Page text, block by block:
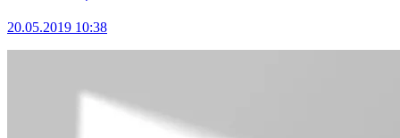
20.05.2019 10:38